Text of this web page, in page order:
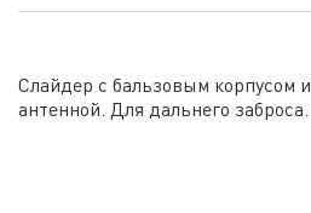
Слайдер с бальзовым корпусом
антенной. Для дальнего заброса.